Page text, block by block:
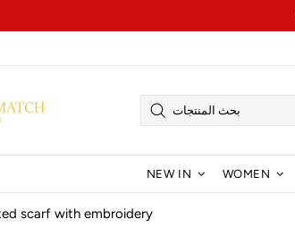
NEW IN WOMEN
scarf with embroidery